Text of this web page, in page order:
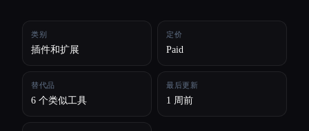
类别
插件和扩展
定价
Paid
替代品
6 个类似工具
最后更新
1 周前